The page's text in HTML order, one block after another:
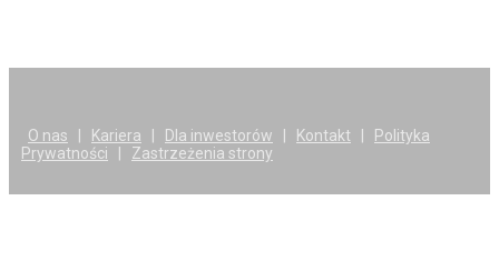
O nas Kariera Dla inwestorów Kontakt
Polityka
Prywatności
Zastrzeżenia strony